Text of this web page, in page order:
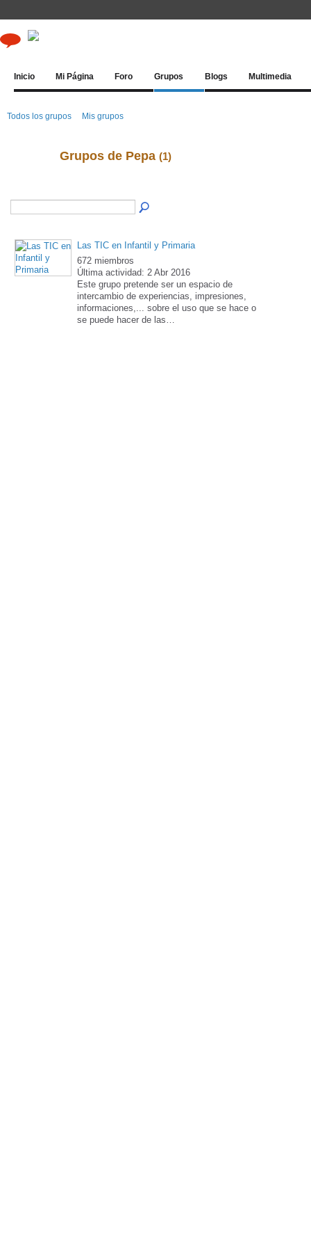
Inicio Mi Página Foro Grupos Blogs Multimedia
Todos los grupos Mis grupos
Grupos de Pepa (1)
Las TIC en Infantil y Primaria
672 miembros
Última actividad: 2 Abr 2016
Este grupo pretende ser un espacio de
intercambio de experiencias, impresiones,
informaciones,... sobre el uso que se hace o
se puede hacer de las…